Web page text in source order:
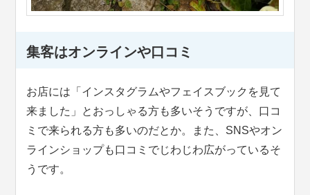
集客はオンラインや口コミ
お店には「インスタグラムやフェイスブックを見て
来ました」とおっしゃる方も多いそうですが、口コ
ミで来られる方も多いのだとか。また、SNSやオン
ラインショップも口コミでじわじわ広がっているそ
うです。